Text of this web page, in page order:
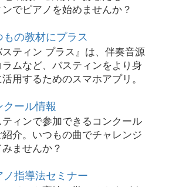
でピアノを始めませんか？
もの教材にプラス
スティン プラス』は、伴奏音源
ムなど、バスティンをより身
用するためのスマホアプリ。
クール情報
ィンで参加できるコンクール
紹介。いつもの曲でチャレンジ
みませんか？
ノ指導法セミナー